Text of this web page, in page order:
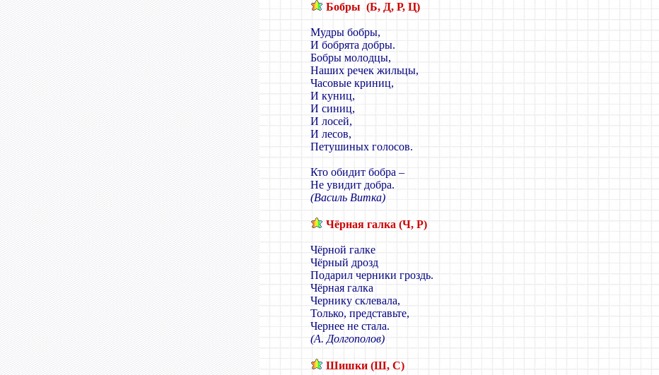
Бобры (Б, Д, Р, Ц)
Мудры бобры,
И бобрята добры.
Бобры молодцы,
Наших речек жильцы,
Часовые криниц,
И куниц,
И синиц,
И лосей,
И лесов,
Петушиных голосов.
Кто обидит бобра –
Не увидит добра.
(Василь Витка)
Чёрная галка (Ч, Р)
Чёрной галке
Чёрный дрозд
Подарил черники гроздь.
Чёрная галка
Чернику склевала,
Только, представьте,
Чернее не стала.
(А. Долгополов)
Шишки (Ш, С)